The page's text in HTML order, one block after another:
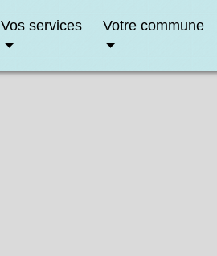
Vos services Votre commune